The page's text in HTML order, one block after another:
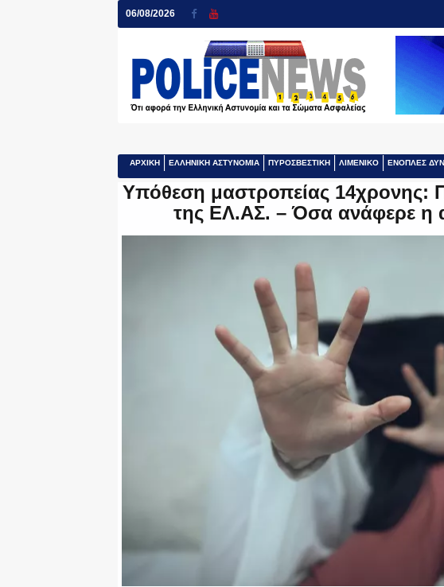
06/08/2026
ΑΡΧΙΚΗ ΕΛΛΗΝΙΚΗ ΑΣΤΥΝΟΜΙΑ ΠΥΡΟΣΒΕΣΤΙΚΗ ΛΙΜΕΝΙΚΟ ΕΝΟΠΛΕΣ
Υπόθεση μαστροπείας 14χρονης:
της ΕΛ.ΑΣ. – Όσα ανάφερε η